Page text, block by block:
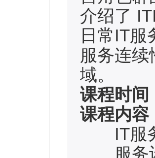
介绍了
日常IT
服务连
域。
课程时间
课程内容
IT服
服务